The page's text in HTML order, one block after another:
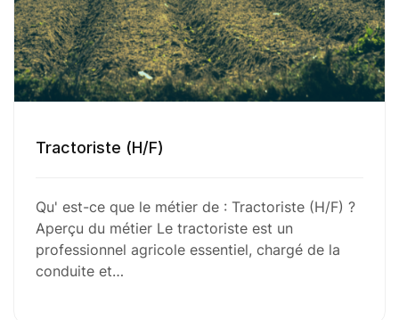
Tractoriste (H/F)
Qu' est-ce que le métier de : Tractoriste (H/F) ?
Aperçu du métier Le tractoriste est un
professionnel agricole essentiel, chargé de la
conduite et…